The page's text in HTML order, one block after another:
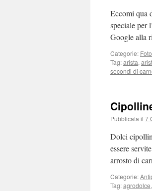
Eccomi qua
speciale per
Google alla
Categorie: Foto
Tag:arista,
secondi di
Pubblicata il 7
Dolci
essere
arrosto di
Categorie:
Tag:agrodolce,